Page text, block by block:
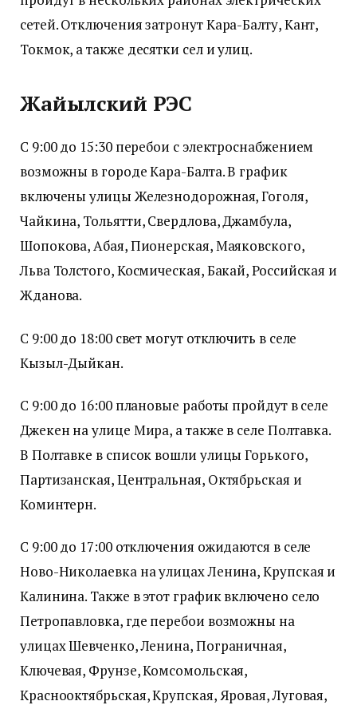
сетей. Отключения затронут Кара-Балту, Кант,
Токмок, а также десятки сел и улиц.
Жайылский РЭС
С 9:00 до 15:30 перебои с электроснабжением
возможны в городе Кара-Балта. В график
включены улицы Железнодорожная, Гоголя,
Чайкина, Тольятти, Свердлова, Джамбула,
Шопокова, Абая, Пионерская, Маяковского,
Льва Толстого, Космическая, Бакай, Российская и
Жданова.
С 9:00 до 18:00 свет могут отключить в селе
Кызыл-Дыйкан.
С 9:00 до 16:00 плановые работы пройдут в селе
Джекен на улице Мира, а также в селе Полтавка.
В Полтавке в список вошли улицы Горького,
Партизанская, Центральная, Октябрьская и
Коминтерн.
С 9:00 до 17:00 отключения ожидаются в селе
Ново-Николаевка на улицах Ленина, Крупская и
Калинина. Также в этот график включено село
Петропавловка, где перебои возможны на
улицах Шевченко, Ленина, Пограничная,
Ключевая, Фрунзе, Комсомольская,
Краснооктябрьская, Крупская, Яровая, Луговая,